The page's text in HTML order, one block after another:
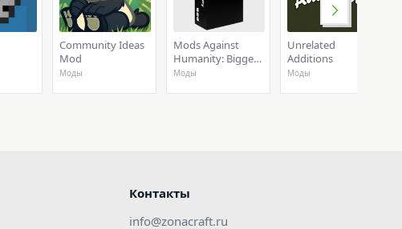
Community Ideas
Mod
Моды
Mods Against
Humanity: Bigger,
Blacker Lotus
Моды
Unrelated
Additions
Моды
Контакты
info@zonacraft.ru